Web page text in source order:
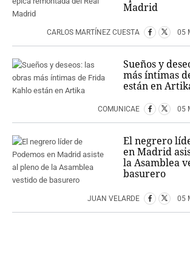
Madrid
CARLOS MARTÍNEZ CUESTA 05
Sueños y
más íntimas
están en
COMUNICAE 05
El negrero
en Madrid
la Asamblea
basurero
JUAN VELARDE 05